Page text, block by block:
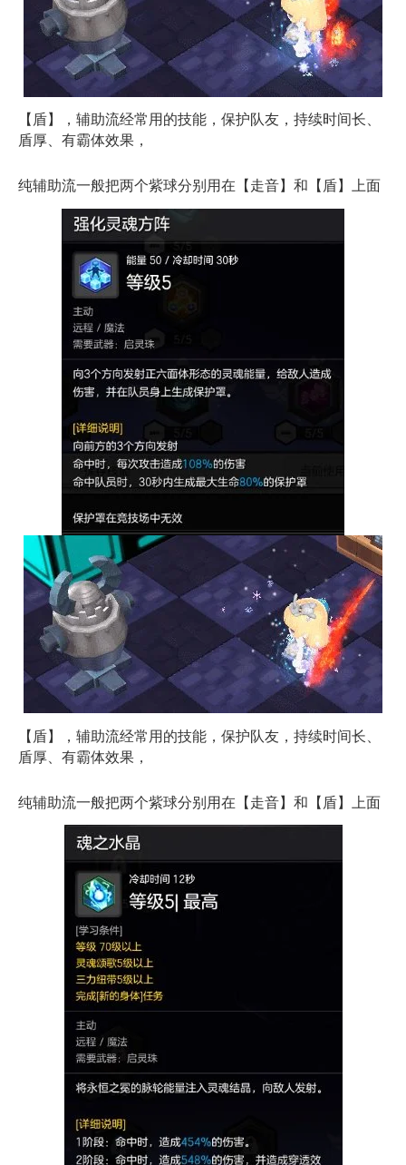
【盾】，辅助流经常用的技能，保护队友，持续时间长、
盾厚、有霸体效果，
纯辅助流一般把两个紫球分别用在【走音】和【盾】上面
【盾】，辅助流经常用的技能，保护队友，持续时间长、
盾厚、有霸体效果，
纯辅助流一般把两个紫球分别用在【走音】和【盾】上面